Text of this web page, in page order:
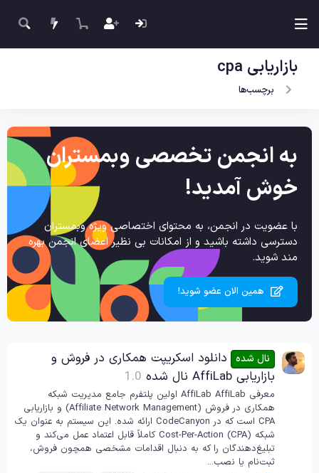
بازاریابی cpa
برچسب‌ها
به انجمن تخصصی وبمستران
خوش آمدید!
با عضویت در انجمن، به محتوای اختصاصی ویژه وبمستران
دسترسی داشته باشید و از امکانات بی نظیر اعضای انجمن بهره
مند شوید.
همین الان عضو شوید!
نال شده
دانلود اسکریپت همکاری در فروش و
بازاریابی AffiLab نال شده
1.0
معرفی AffiLab AffiLab اولین پلتفرم جامع مدیریت شبکه
همکاری در فروش (Affiliate Network Management) و بازاریابی
CPA است که در CodeCanyon ارائه شده. این سیستم به عنوان یک
شبکه Cost-Per-Action (CPA) کاملاً قابل اعتماد عمل می‌کند و
تبلیغ‌دهندگان را که به دنبال اقدامات مشخصی همچون فروش،
ثبت‌نام یا نصب...